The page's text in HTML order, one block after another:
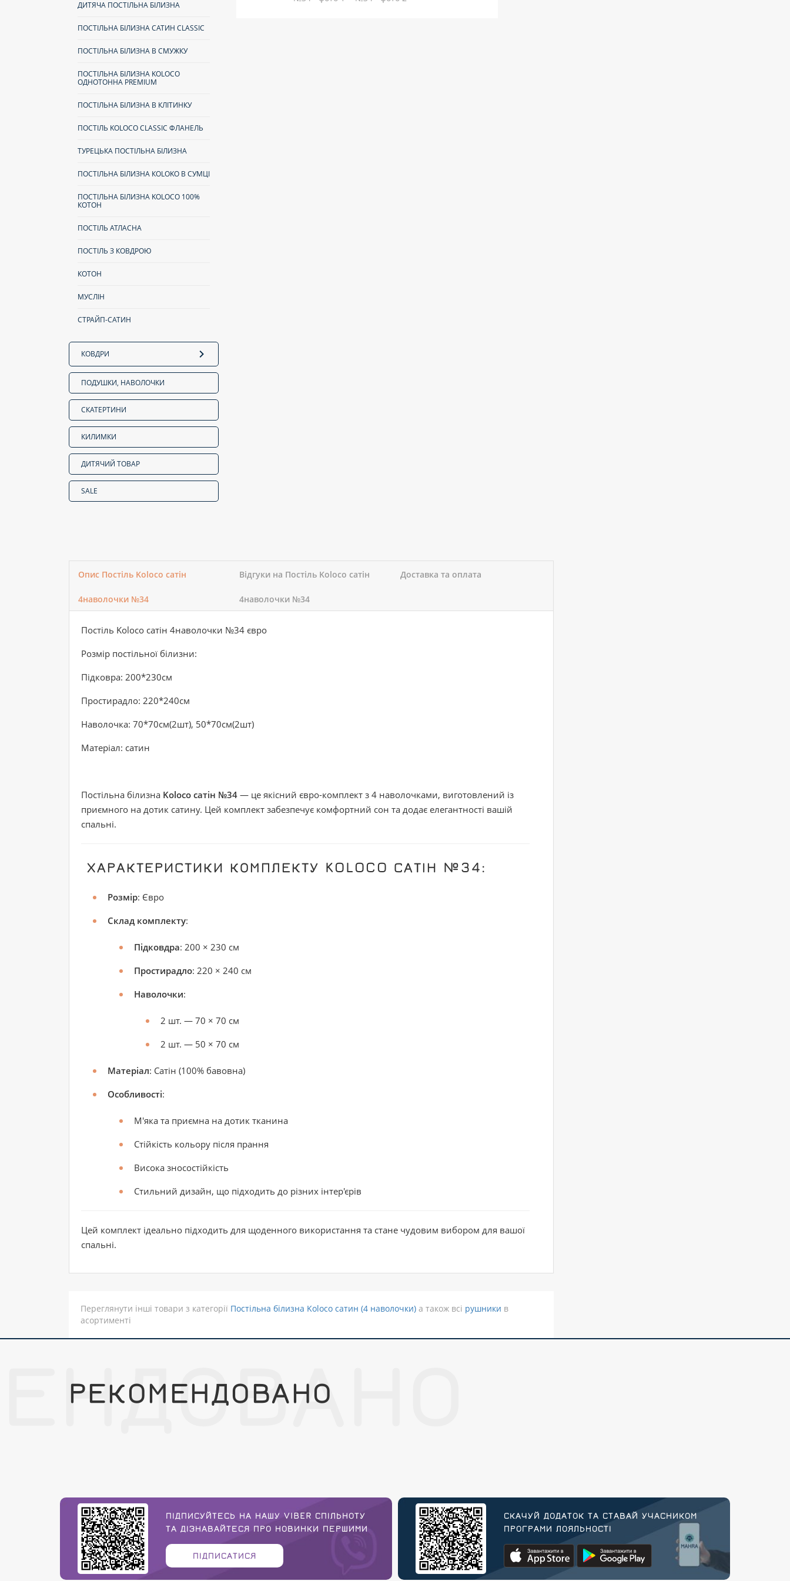
ДИТЯЧА ПОСТІЛЬНА БІЛИЗНА
ПОСТІЛЬНА БІЛИЗНА САТИН CLASSIC
ПОСТІЛЬНА БІЛИЗНА В СМУЖКУ
ПОСТІЛЬНА БІЛИЗНА KOLOCO
ОДНОТОННА PREMIUM
ПОСТІЛЬНА БІЛИЗНА В КЛІТИНКУ
ПОСТІЛЬ KOLOCO CLASSIC ФЛАНЕЛЬ
ТУРЕЦЬКА ПОСТІЛЬНА БІЛИЗНА
ПОСТІЛЬНА БІЛИЗНА КOLOKO В СУМЦІ
ПОСТІЛЬНА БІЛИЗНА KOLOCO 100%
КОТОН
ПОСТІЛЬ АТЛАСНА
ПОСТІЛЬ З КОВДРОЮ
КОТОН
МУСЛІН
СТРАЙП-САТИН
КОВДРИ
ПОДУШКИ, НАВОЛОЧКИ
СКАТЕРТИНИ
КИЛИМКИ
ДИТЯЧИЙ ТОВАР
SALE
Опис Постіль Koloco сатін
4наволочки №34
Відгуки на Постіль Koloco сатін
4наволочки №34
Доставка та оплата
Постіль Koloco сатін 4наволочки №34 євро
Розмір постільної білизни:
Підковра: 200*230см
Простирадло: 220*240см
Наволочка: 70*70см(2шт), 50*70см(2шт)
Матеріал: сатин
Постільна білизна Koloco сатін №34 — це якісний євро-комплект з 4 наволочками, виготовлений із
приємного на дотик сатину. Цей комплект забезпечує комфортний сон та додає елегантності вашій
спальні.
ХАРАКТЕРИСТИКИ КОМПЛЕКТУ KOLOCO САТІН №34:
Розмір: Євро
Склад комплекту:
Підковдра: 200 × 230 см
Простирадло: 220 × 240 см
Наволочки:
2 шт. — 70 × 70 см
2 шт. — 50 × 70 см
Матеріал: Сатін (100% бавовна)
Особливості:
М'яка та приємна на дотик тканина
Стійкість кольору після прання
Висока зносостійкість
Стильний дизайн, що підходить до різних інтер'єрів
Цей комплект ідеально підходить для щоденного використання та стане чудовим вибором для вашої
спальні.
Переглянути інші товари з категорії Постільна білизна Koloco сатин (4 наволочки) а також всі рушники в
асортименті
РЕКОМЕНДОВАНО
ПІДПИСУЙТЕСЬ НА НАШУ VIBER СПІЛЬНОТУ
ТА ДІЗНАВАЙТЕСЯ ПРО НОВИНКИ ПЕРШИМИ
ПІДПИСАТИСЯ
СКАЧУЙ ДОДАТОК ТА СТАВАЙ УЧАСНИКОМ
ПРОГРАМИ ЛОЯЛЬНОСТІ